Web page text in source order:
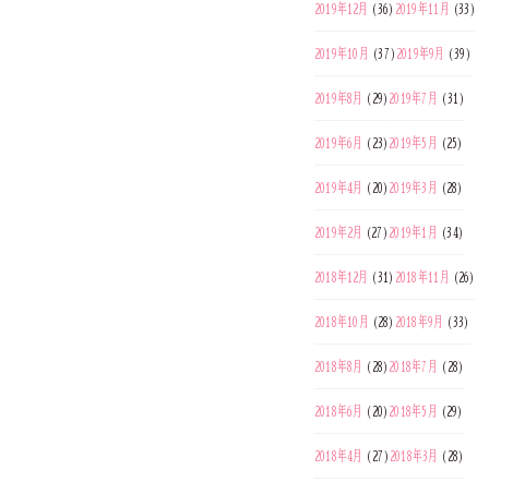
2019年12月 (36) 2019年11月 (33)
2019年10月 (37) 2019年9月 (39)
2019年8月 (29) 2019年7月 (31)
2019年6月 (23) 2019年5月 (25)
2019年4月 (20) 2019年3月 (28)
2019年2月 (27) 2019年1月 (34)
2018年12月 (31) 2018年11月 (26)
2018年10月 (28) 2018年9月 (33)
2018年8月 (28) 2018年7月 (28)
2018年6月 (20) 2018年5月 (29)
2018年4月 (27) 2018年3月 (28)